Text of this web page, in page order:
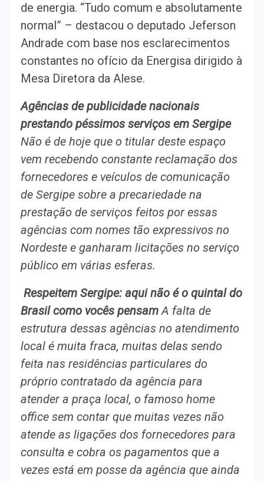
de energia. “Tudo comum e absolutamente
normal” – destacou o deputado Jeferson
Andrade com base nos esclarecimentos
constantes no ofício da Energisa dirigido à
Mesa Diretora da Alese.
Agências de publicidade nacionais
prestando péssimos serviços em Sergipe
Não é de hoje que o titular deste espaço
vem recebendo constante reclamação dos
fornecedores e veículos de comunicação
de Sergipe sobre a precariedade na
prestação de serviços feitos por essas
agências com nomes tão expressivos no
Nordeste e ganharam licitações no serviço
público em várias esferas.
Respeitem Sergipe: aqui não é o quintal do
Brasil como vocês pensamA falta de
estrutura dessas agências no atendimento
local é muita fraca, muitas delas sendo
feita nas residências particulares do
próprio contratado da agência para
atender a praça local, o famoso home
office sem contar que muitas vezes não
atende as ligações dos fornecedores para
consulta e cobra os pagamentos que a
vezes está em posse da agência que ainda